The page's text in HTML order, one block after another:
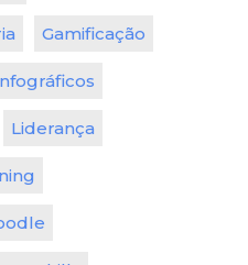
Gamificação
Liderança